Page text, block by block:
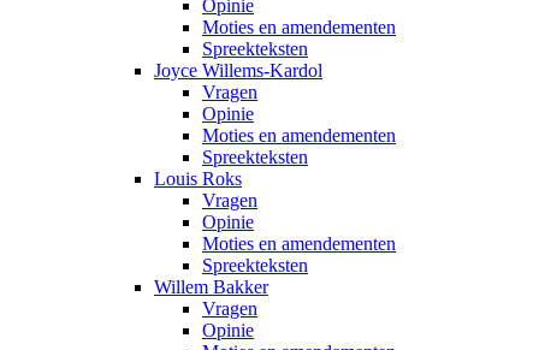
Opinie
Moties en amendementen
Spreekteksten
Joyce Willems-Kardol
Vragen
Opinie
Moties en amendementen
Spreekteksten
Louis Roks
Vragen
Opinie
Moties en amendementen
Spreekteksten
Willem Bakker
Vragen
Opinie